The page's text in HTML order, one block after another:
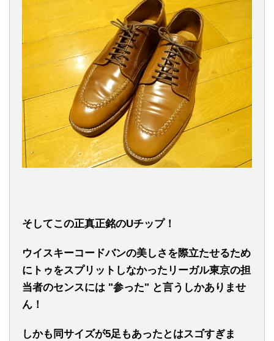
そしてこの正真正銘のUチップ！
ウイスキーコードバンの美しさを際立たせるため
にトゥをスプリットしなかったリーガル東京の担
当者のセンスには "参った" と言うしかありませ
ん！
しかも同サイズが5足もあったとはスゴすぎま